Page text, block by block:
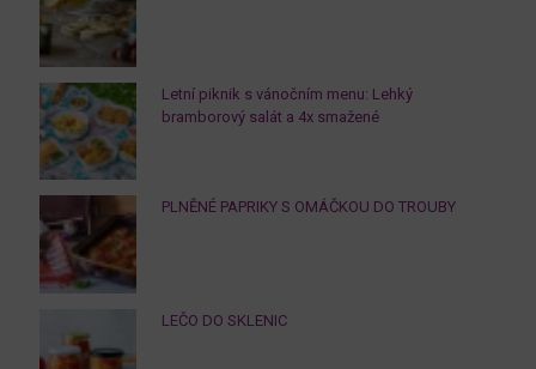
Letní piknik s vánočním menu: Lehký
bramborový salát a 4x smažené
PLNĚNÉ PAPRIKY S OMÁČKOU DO TROUBY
LEČO DO SKLENIC